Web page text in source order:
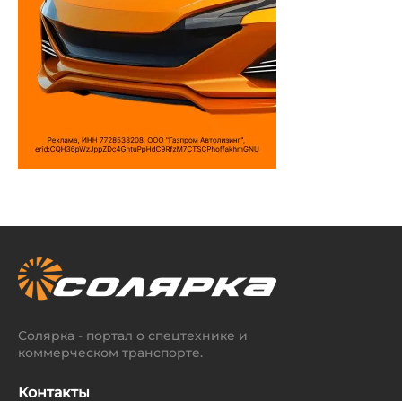
Солярка - портал о спецтехнике и
коммерческом транспорте.
Контакты